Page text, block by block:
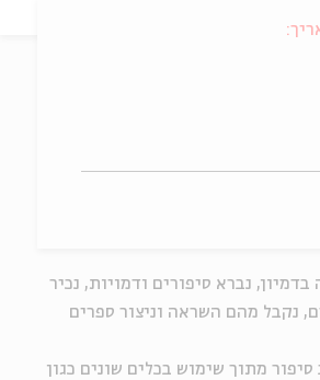
נברא סיפורים ודמויות, נכיר
נקבל מהם השראה וניצור ספרים
מתוך שימוש בכלים שונים כגון